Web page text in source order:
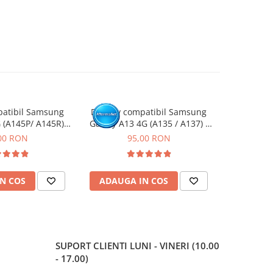
Samsung
A145R) -
RON
COS
Display compatibil Samsung
Galaxy A13 4G (A135 / A137) -
cu Rama
95,00 RON
ADAUGA IN COS
SUPORT CLIENTI LUNI - VINERI (10.00
- 17.00)